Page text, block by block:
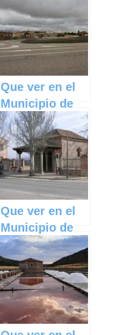
Que ver en el
Municipio de
Pozorrubielos
de la Mancha
en Castilla La
Mancha
Que ver en el
Municipio de
Fontanar en
Castilla La
Mancha